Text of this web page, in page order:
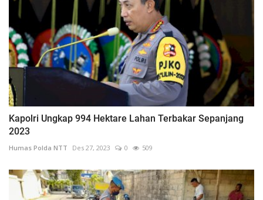
Kapolri Ungkap 994 Hektare Lahan Terbakar Sepanjang
2023
Humas Polda NTT Des 27, 2023 0 509